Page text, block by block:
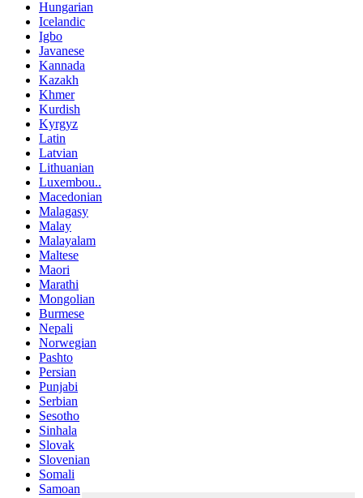
Hungarian
Icelandic
Igbo
Javanese
Kannada
Kazakh
Khmer
Kurdish
Kyrgyz
Latin
Latvian
Lithuanian
Luxembou..
Macedonian
Malagasy
Malay
Malayalam
Maltese
Maori
Marathi
Mongolian
Burmese
Nepali
Norwegian
Pashto
Persian
Punjabi
Serbian
Sesotho
Sinhala
Slovak
Slovenian
Somali
Samoan